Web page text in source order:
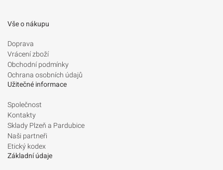
Vše o nákupu
Doprava
Vrácení zboží
Obchodní podmínky
Ochrana osobních údajů
Užitečné informace
Společnost
Kontakty
Sklady Plzeň a Pardubice
Naši partneři
Etický kodex
Základní údaje